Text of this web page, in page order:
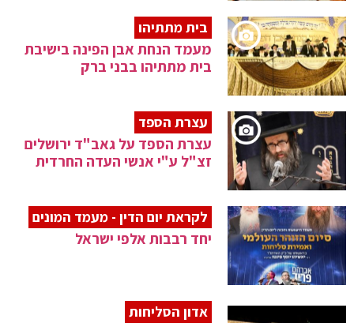
בית מתתיהו
מעמד הנחת אבן הפינה בישיבת
בית מתתיהו בבני ברק
עצרת הספד
עצרת הספד על גאב"ד ירושלים
זצ"ל ע"י אנשי העדה החרדית
לקראת יום הדין - מעמד המונים
יחד רבבות אלפי ישראל
אדון הסליחות